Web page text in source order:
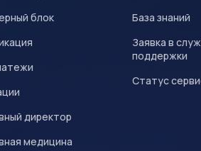
блок
директор
медицина
База знаний
Заявка в
поддержки
Статус